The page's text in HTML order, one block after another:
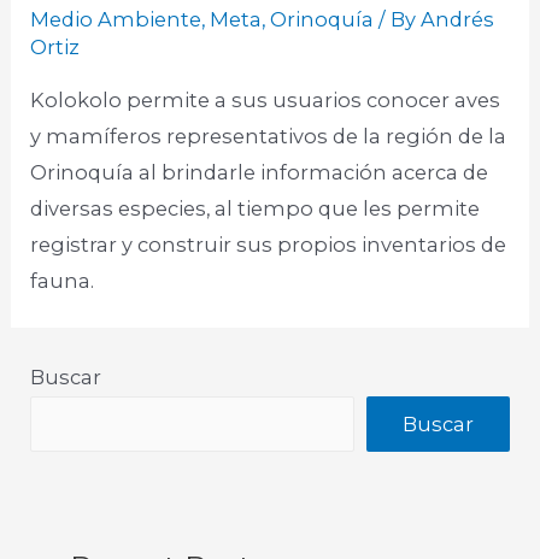
Medio Ambiente, Meta,Orinoquía / ByAndrés
Ortiz
Kolokolo permite a sus usuarios conocer aves
y mamíferos representativos de la región de la
Orinoquía al brindarle información acerca de
diversas especies, al tiempo que les permite
registrar y construir sus propios inventarios de
fauna. ​
Buscar
Buscar